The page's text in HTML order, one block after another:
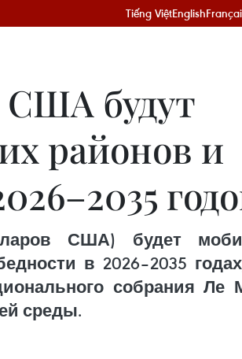
Tiếng ViệtEnglish
США будут
районов и
США) будет
в 2026–2035
собрания
среды.